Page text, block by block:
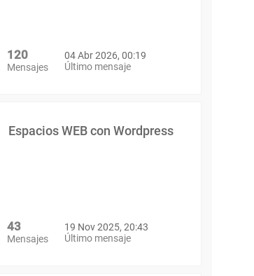
120
Mensajes
04 Abr 2026, 00:19
Último mensaje
Espacios WEB con Wordpress
43
Mensajes
19 Nov 2025, 20:43
Último mensaje